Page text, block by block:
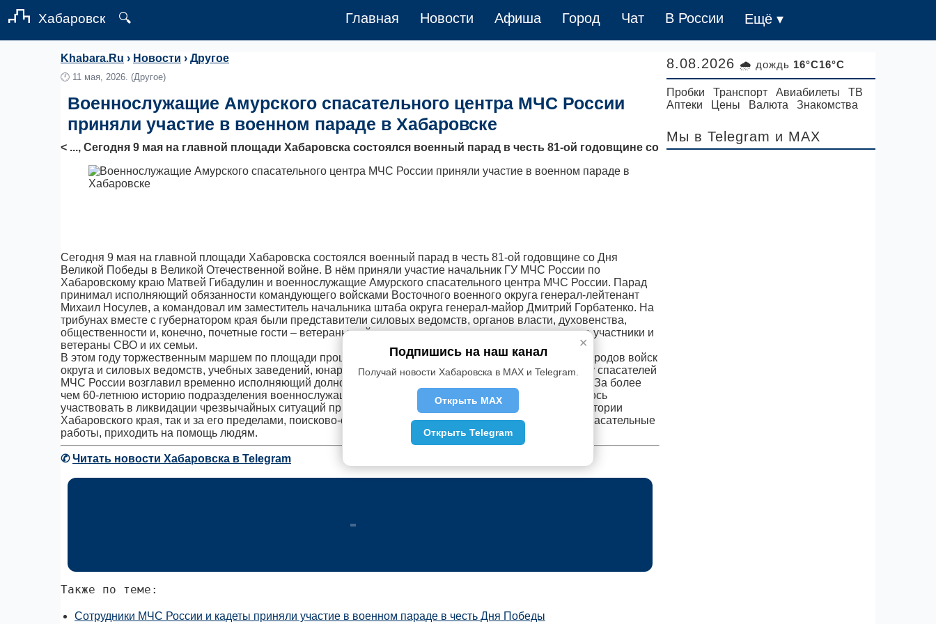
Хабаровск 🔍 Главная Новости Афиша Город Чат В России Ещё ▾
Khabara.Ru › Новости › Другое
🕛 11 мая, 2026. (Другое)
Военнослужащие Амурского спасательного центра МЧС России
приняли участие в военном параде в Хабаровске
< ..., Сегодня 9 мая на главной площади Хабаровска состоялся военный парад в честь 81-ой годовщине со
Сегодня 9 мая на главной площади Хабаровска состоялся военный парад в честь 81-ой годовщине со Дня
Великой Победы в Великой Отечественной войне. В нём приняли участие начальник ГУ МЧС России по
Хабаровскому краю Матвей Гибадулин и военнослужащие Амурского спасательного центра МЧС России. Парад
принимал исполняющий обязанности командующего войсками Восточного военного округа генерал-лейтенант
Михаил Носулев, а командовал им заместитель начальника штаба округа генерал-майор Дмитрий Горбатенко. На
трибунах вместе с губернатором края были представители силовых ведомств, органов власти, духовенства,
общественности и, конечно, почетные гости – ветераны войны, труженики тыла и дети-воины, а также участники и
ветераны СВО и их семьи.
В этом году торжественным маршем по площади прошли более 2600 человек. Представители разных родов войск
округа и силовых ведомств, учебных заведений, юнармейцы, казаки и кадеты МЧС. Парадную коробку спасателей
МЧС России возглавил временно исполняющий долность начальника Амурского СЦ Александр Охин. За более
чем 60-летнюю историю подразделения военнослужащим чрезвычайного ведомства не раз приходилось
участвовать в ликвидации чрезвычайных ситуаций природного и техногенного характера как на территории
Хабаровского края, так и за его пределами, поисково-спасательных операция, проводить аварийно-спасательные
работы, приходить на помощь людям.
✆Читать новости Хабаровска в Telegram
Также по теме:
Сотрудники МЧС России и кадеты приняли участие в военном параде в честь Дня Победы
✕
Подпишись на наш канал
Получай новости Хабаровска в MAX и Telegram.
Открыть MAX
Открыть Telegram
8.08.2026 🌧 дождь 16°C16°C
Пробки Транспорт Авиабилеты
ТВ
Аптеки
Цены Валюта Знакомства
Мы в Telegram и MAX